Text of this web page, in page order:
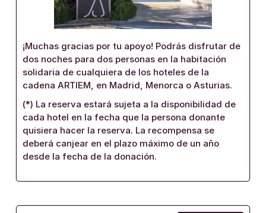
¡Muchas gracias por tu apoyo! Podrás disfrutar de
dos noches para dos personas en la habitación
solidaria de cualquiera de los hoteles de la
cadena ARTIEM, en Madrid, Menorca o Asturias.
(*) La reserva estará sujeta a la disponibilidad de
cada hotel en la fecha que la persona donante
quisiera hacer la reserva. La recompensa se
deberá canjear en el plazo máximo de un año
desde la fecha de la donación.